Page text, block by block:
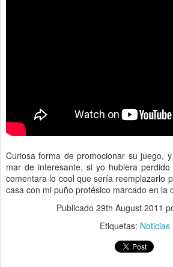
Curiosa forma de promocionar su juego,
mar de interesante, si yo hubiera
comentara lo cool que sería reemplazarlo
casa con mi puño protésico marcado en la
Publicado 29th August 2011
Etiquetas: Noticias